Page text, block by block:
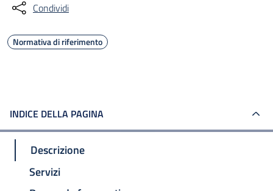
Condividi
Normativa di riferimento
INDICE DELLA PAGINA
Descrizione
Servizi